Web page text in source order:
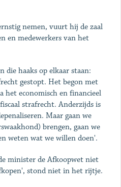
nemen, vuurt hij de zaal
en medewerkers van het
die haaks op elkaar staan:
gestopt. Het begon met
het economisch en financieel
strafrecht. Anderzijds is
Maar gaan we
brengen, gaan we
weten wat we willen doen'.
minister de Afkoopwet niet
stond niet in het rijtje.